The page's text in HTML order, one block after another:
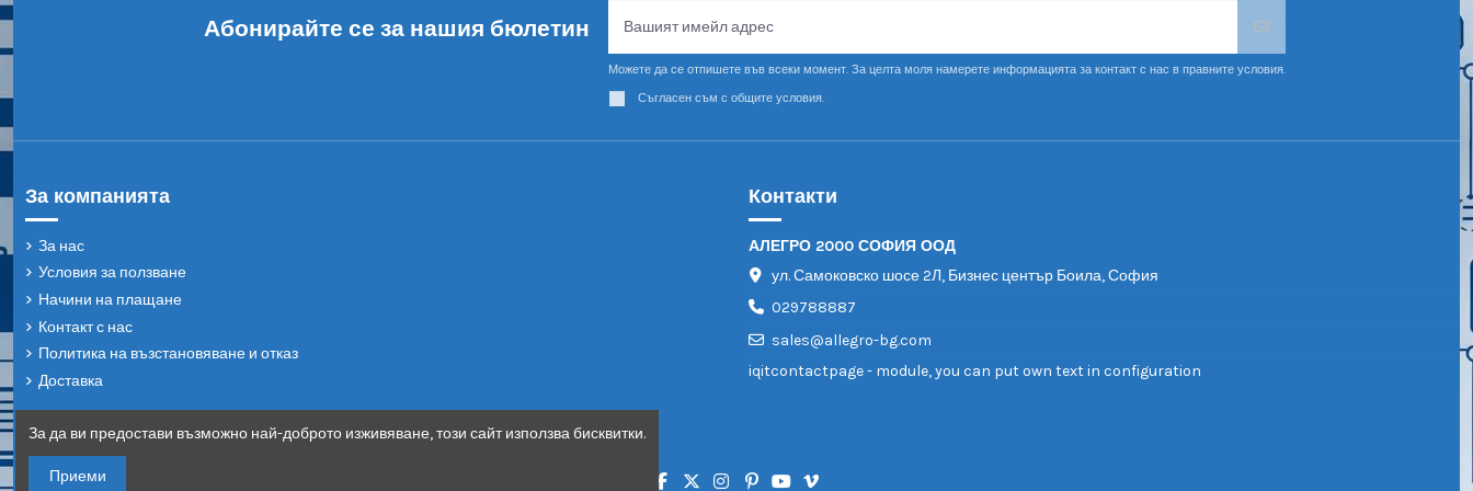
Абонирайте се за нашия бюлетин
Можете да се отпишете във всеки момент. За целта моля намерете информацията за контакт с нас в правните условия.
Съгласен съм с общите условия.
За компанията
За нас
Условия за ползване
Начини на плащане
Контакт с нас
Политика на възстановяване и отказ
Доставка
Контакти
АЛЕГРО 2000 СОФИЯ ООД
ул. Самоковско шосе 2Л, Бизнес център Боила, София
029788887
sales@allegro-bg.com
iqitcontactpage - module, you can put own text in configuration
За да ви предостави възможно най-доброто изживяване, този сайт използва бисквитки.
Приеми